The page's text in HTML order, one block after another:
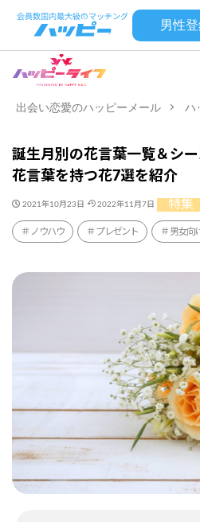
男性
出会い恋愛のハッピーメール ハ
誕生月別の花言葉一覧＆シ
花言葉を持つ花7選を紹介
2021年10月23日 2022年11月7日 特集
ノウハウ プレゼント 男女向